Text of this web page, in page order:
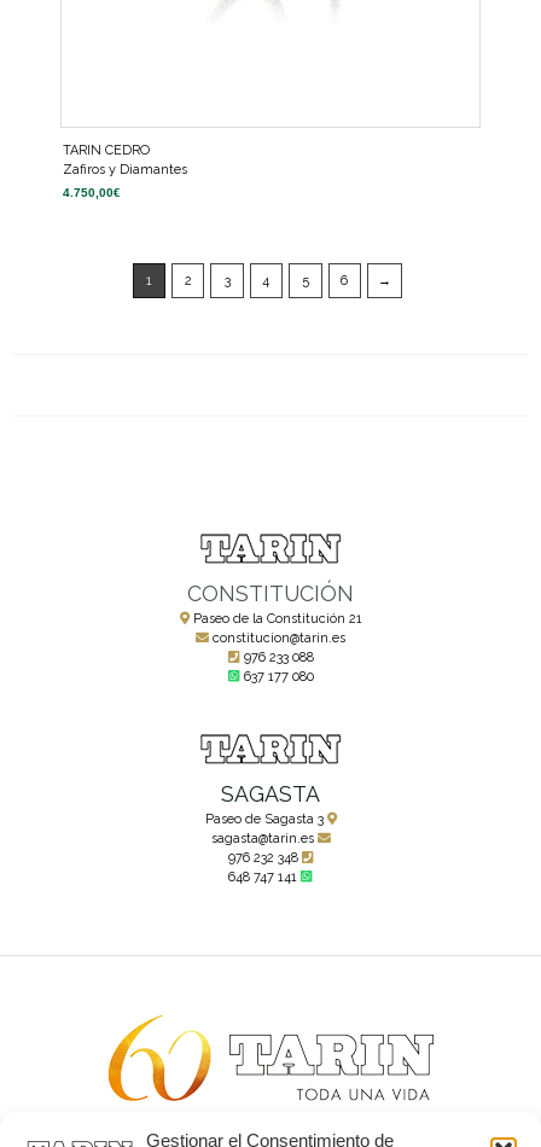
Gestionar el Consentimiento de
TARIN CEDRO
Zafiros y Diamantes
4.750,00€
1 2 3 4 5 6 →
CONSTITUCIÓN
Paseo de la Constitución 21
constitucion@tarin.es
976 233 088
637 177 080
SAGASTA
Paseo de Sagasta 3
sagasta@tarin.es
976 232 348
648 747 141